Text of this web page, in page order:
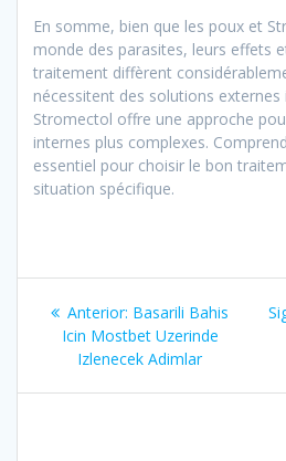
En somme, bien que les poux et
monde des parasites, leurs effets
traitement diffèrent
nécessitent des solutions
Stromectol offre une approche
internes plus complexes.
essentiel pour choisir le bon
situation spécifique.
Navegación
entradas
Anterior: Entrada
anterior:
Basarili Bahis
Icin Mostbet Uzerinde
Izlenecek Adimlar